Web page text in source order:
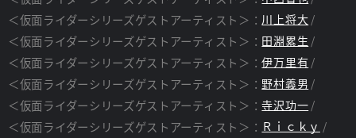
＜仮面ライダーシリーズゲストアーティスト＞： 川上将大
＜仮面ライダーシリーズゲストアーティスト＞： 田淵累生
＜仮面ライダーシリーズゲストアーティスト＞：伊万里有
＜仮面ライダーシリーズゲストアーティスト＞： 野村義男
＜仮面ライダーシリーズゲストアーティスト＞：寺沢功一
＜仮面ライダーシリーズゲストアーティスト＞： Ｒｉｃｋｙ